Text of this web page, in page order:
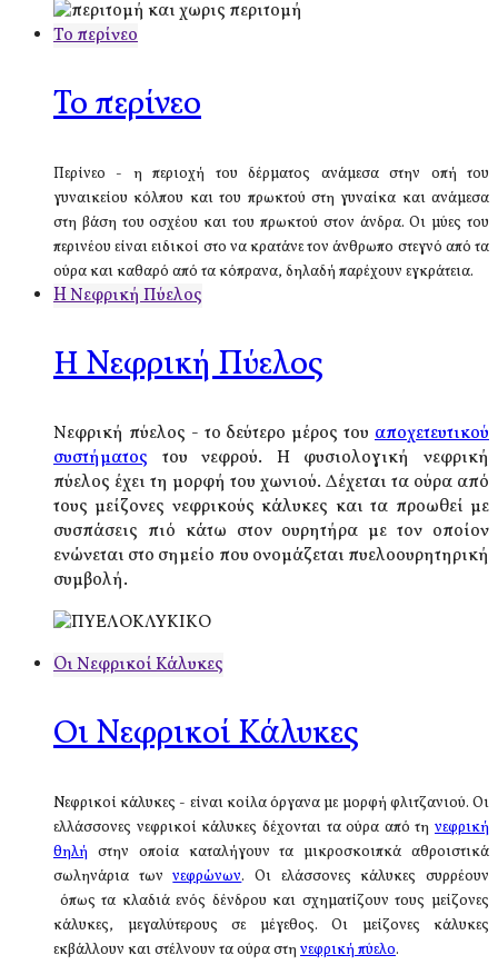
Το περίνεο
Το περίνεο
Περίνεο - η περιοχή του δέρματος ανάμεσα στην οπή του
γυναικείου κόλπου και του πρωκτού στη γυναίκα και ανάμεσα
στη βάση του οσχέου και του πρωκτού στον άνδρα. Οι μύες του
περινέου είναι ειδικοί στο να κρατάνε τον άνθρωπο στεγνό από τα
ούρα και καθαρό από τα κόπρανα, δηλαδή παρέχουν εγκράτεια.
H Νεφρική Πύελος
H Νεφρική Πύελος
Νεφρική πύελος - το δεύτερο μέρος του αποχετευτικού
συστήματος του νεφρού. Η φυσιολογική νεφρική
πύελος έχει τη μορφή του χωνιού. Δέχεται τα ούρα από
τους μείζονες νεφρικούς κάλυκες και τα προωθεί με
συσπάσεις πιό κάτω στον ουρητήρα με τον οποίον
ενώνεται στο σημείο που ονομάζεται πυελοουρητηρική
συμβολή.
Oι Νεφρικοί Κάλυκες
Oι Νεφρικοί Κάλυκες
Νεφρικοί κάλυκες - είναι κοίλα όργανα με μορφή φλιτζανιού. Οι
ελλάσσονες νεφρικοί κάλυκες δέχονται τα ούρα από τη νεφρική
θηλή στην οποία καταλήγουν τα μικροσκοιπκά αθροιστικά
σωληνάρια τωννεφρώνων. Οι ελάσσονες κάλυκες συρρέουν
όπως τα κλαδιά ενός δένδρου και σχηματίζουν τους μείζονες
κάλυκες, μεγαλύτερους σε μέγεθος. Οι μείζονες κάλυκες
εκβάλλουν και στέλνουν τα ούρα στη νεφρική πύελο.